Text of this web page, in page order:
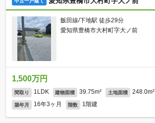
飯田線/下地駅 徒歩29分
愛知県豊橋市大村町字大ノ前
1,500万円
間取り 1LDK 建物面積 39.75m² 土地面積 248.0m²
築年月 16年3ヶ月 階数 1階建